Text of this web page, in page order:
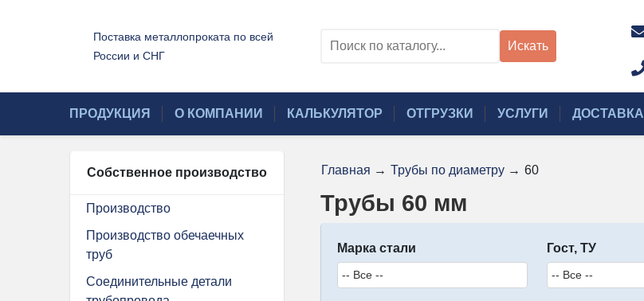
Поставка металлопроката по всей
России и СНГ
Искать
ПРОДУКЦИЯ О КОМПАНИИ КАЛЬКУЛЯТОР ОТГРУЗКИ УСЛУГИ ДОСТАВКА
Собственное производство
Производство
Производство обечаечных
труб
Соединительные детали
Главная → Трубы по диаметру → 60
Трубы 60 мм
Марка стали Гост, ТУ